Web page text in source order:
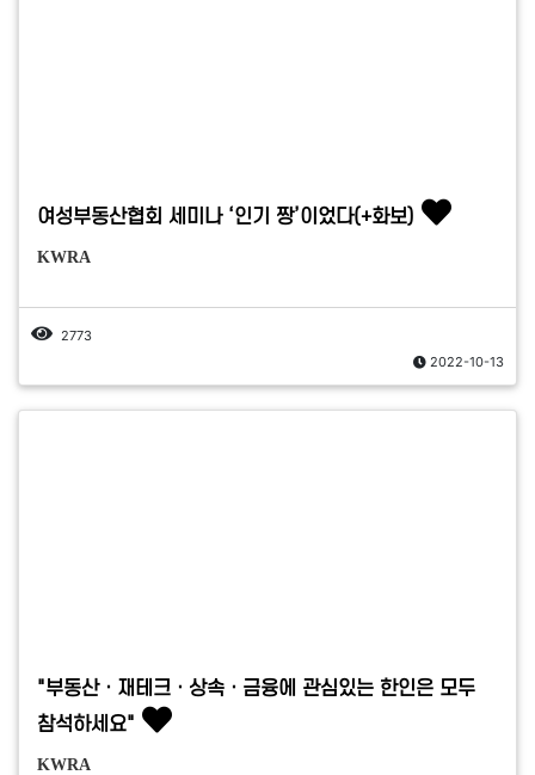
여성부동산협회 세미나 ‘인기 짱’이었다(+화보)
KWRA
2773
2022-10-13
"부동산ㆍ재테크ㆍ상속ㆍ금융에 관심있는 한인은 모두
참석하세요"
KWRA